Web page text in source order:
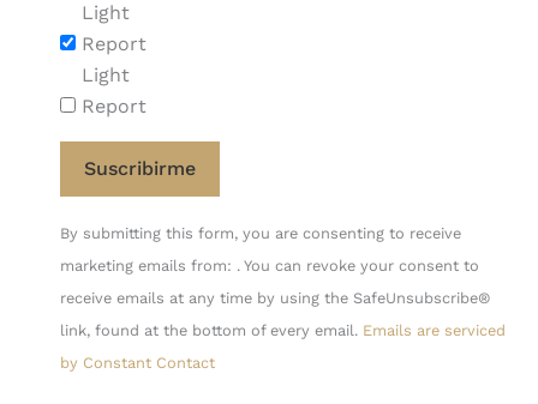
Light
Report
Light
Report
Constant
Contact
Use.
Please
leave
By submitting this form, you are consenting to receive
marketing emails from: . You can revoke your consent to
receive emails at any time by using the SafeUnsubscribe®
link, found at the bottom of every email. Emails are serviced
by Constant Contact